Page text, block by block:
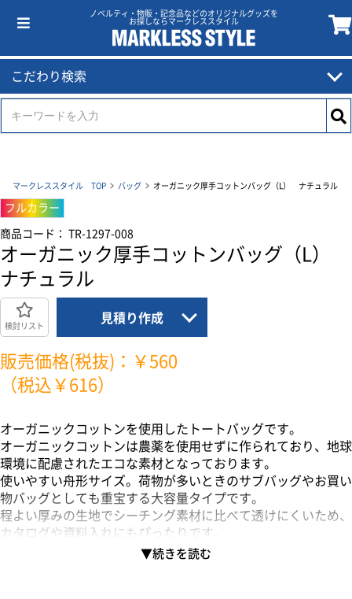
ノベルティ・物販・記念品などのオリジナルグッズを
お探しならマークレススタイル
こだわり検索
マークレススタイル TOP バッグ オーガニック厚手コットンバッグ（L） ナチュラル
フルカラー
商品コード： TR-1297-008
オーガニック厚手コットンバッグ（L）
ナチュラル
検討リスト
見積り作成
販売価格(税抜)：￥560
（税込￥616）
オーガニックコットンを使用したトートバッグです。
オーガニックコットンは農薬を使用せずに作られており、地球
環境に配慮されたエコな素材となっております。
使いやすい舟形サイズ。荷物が多いときのサブバッグやお買い
物バッグとしても重宝する大容量タイプです。
程よい厚みの生地でシーチング素材に比べて透けにくいため、
カタログや資料入れにもぴったりです。
本体色はナチュラルの他に、別ページにて有色ボディもご用意